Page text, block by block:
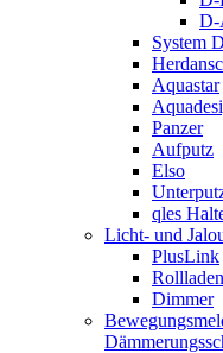
D-
System
Aquastar
Panzer
Aufputz
Elso
qles
Licht- und
PlusLink
Dimmer